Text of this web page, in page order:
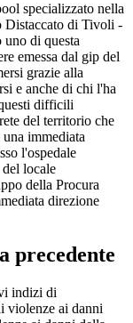
specializzato nella
Distaccato di Tivoli -
di questa
emessa dal gip del
grazie alla
e anche di chi l'ha
difficili
del territorio che
immediata
l'ospedale
locale
della Procura
direzione
precedente
indizi di
violenze ai danni